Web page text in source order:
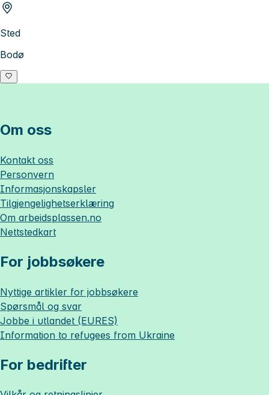
Sted
Bodø
Om oss
Kontakt oss
Personvern
Informasjonskapsler
Tilgjengelighetserklæring
Om arbeidsplassen.no
Nettstedkart
For jobbsøkere
Nyttige artikler for jobbsøkere
Spørsmål og svar
Jobbe i utlandet (EURES)
Information to refugees from Ukraine
For bedrifter